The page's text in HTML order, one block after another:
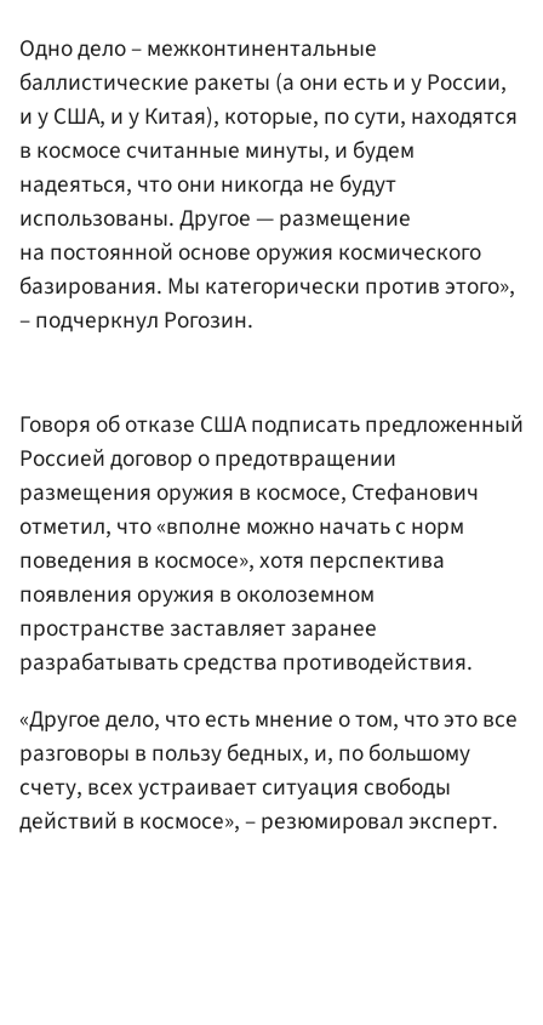
Одно дело – межконтинентальные
баллистические ракеты (а они есть и у России,
и у США, и у Китая), которые, по сути, находятся
в космосе считанные минуты, и будем
надеяться, что они никогда не будут
использованы. Другое — размещение
на постоянной основе оружия космического
базирования. Мы категорически против этого»,
– подчеркнул Рогозин.
Говоря об отказе США подписать предложенный
Россией договор о предотвращении
размещения оружия в космосе, Стефанович
отметил, что «вполне можно начать с норм
поведения в космосе», хотя перспектива
появления оружия в околоземном
пространстве заставляет заранее
разрабатывать средства противодействия.
«Другое дело, что есть мнение о том, что это все
разговоры в пользу бедных, и, по большому
счету, всех устраивает ситуация свободы
действий в космосе», – резюмировал эксперт.